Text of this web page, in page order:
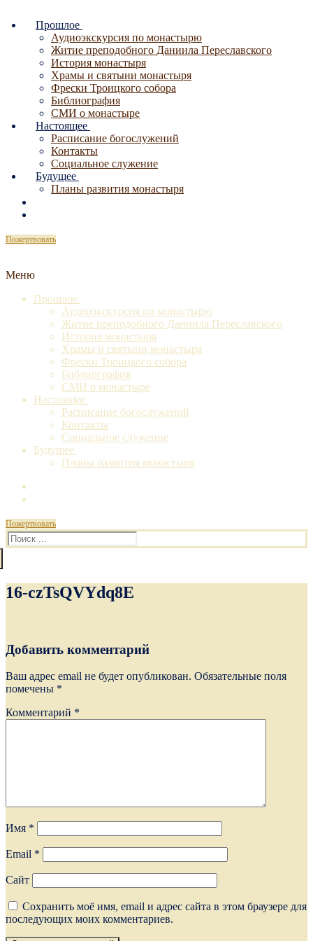
содержимому
Прошлое
Аудиоэкскурсия по монастырю
Житие преподобного Даниила Переславского
История монастыря
Храмы и святыни монастыря
Фрески Троицкого собора
Библиография
СМИ о монастыре
Настоящее
Расписание богослужений
Контакты
Социальное служение
Будущее
Планы развития монастыря
Пожертвовать
Меню
Прошлое
Аудиоэкскурсия по монастырю
Житие преподобного Даниила Переславского
История монастыря
Храмы и святыни монастыря
Фрески Троицкого собора
Библиография
СМИ о монастыре
Настоящее
Расписание богослужений
Контакты
Социальное служение
Будущее
Планы развития монастыря
Пожертвовать
Искать:
16-czTsQVYdq8E
Добавить комментарий
Ваш адрес email не будет опубликован. Обязательные поля
помечены *
Комментарий *
Имя *
Email *
Сайт
Сохранить моё имя, email и адрес сайта в этом браузере для
последующих моих комментариев.